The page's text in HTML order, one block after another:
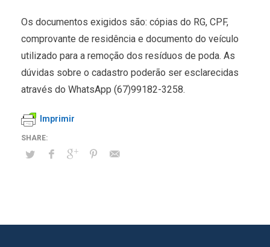
Os documentos exigidos são: cópias do RG, CPF,
comprovante de residência e documento do veículo
utilizado para a remoção dos resíduos de poda. As
dúvidas sobre o cadastro poderão ser esclarecidas
através do WhatsApp (67)99182-3258.
Imprimir